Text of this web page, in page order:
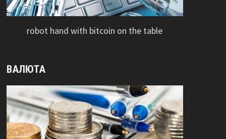
robot hand with bitcoin on the table
ВАЛЮТА